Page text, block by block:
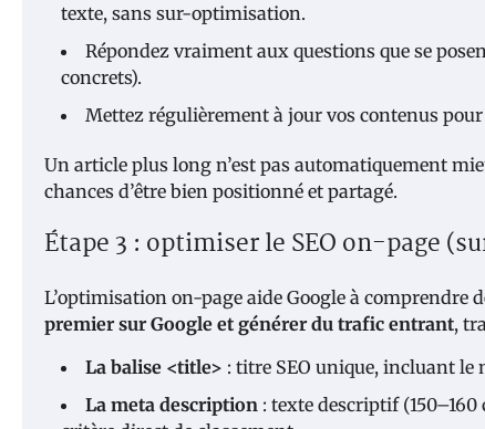
texte, sans sur-optimisation.
Répondez vraiment aux questions que se
concrets).
Mettez régulièrement à jour vos contenus
Un article plus long n’est pas automatiquement
chances d’être bien positionné et partagé.
Étape 3 : optimiser le SEO on-page
L’optimisation on-page aide Google à comprendre
premier sur Google et générer du trafic entrant,
La balise <title> : titre SEO unique, incluant
La meta description : texte descriptif (150–160